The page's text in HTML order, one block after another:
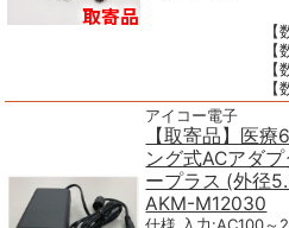
アイコー電子
【取寄品】医
ング式ACアダ
ープラス (外径
AKM-M12030